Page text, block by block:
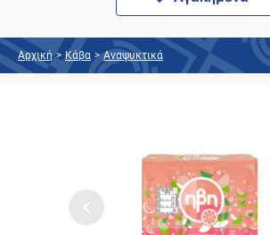
Αρχική > Κάβα > Αναψυκτικά